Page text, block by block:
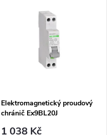
Elektromagnetický proudový
chránič Ex9BL20J
1 038 Kč